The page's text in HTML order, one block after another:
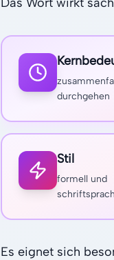
durchgehen
Stil
formell und
Es eignet sich